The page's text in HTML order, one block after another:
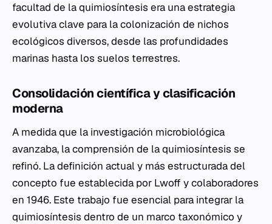
facultad de la quimiosíntesis era una estrategia
evolutiva clave para la colonización de nichos
ecológicos diversos, desde las profundidades
marinas hasta los suelos terrestres.
Consolidación científica y clasificación
moderna
A medida que la investigación microbiológica
avanzaba, la comprensión de la quimiosíntesis se
refinó. La definición actual y más estructurada del
concepto fue establecida por Lwoff y colaboradores
en 1946. Este trabajo fue esencial para integrar la
quimiosíntesis dentro de un marco taxonómico y